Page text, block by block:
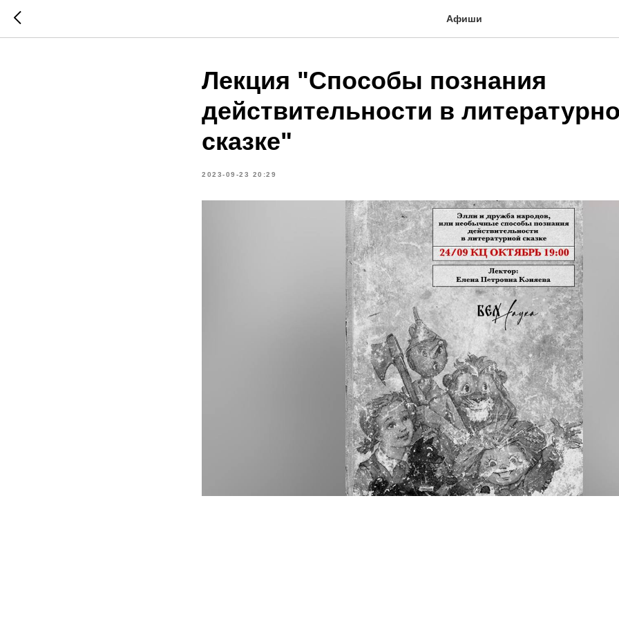
Афиши
Лекция "Способы познания
действительности в
сказке"
2023-09-23 20:29